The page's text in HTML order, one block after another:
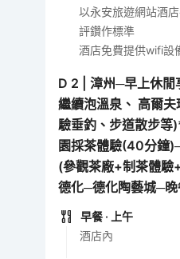
以永安旅遊網站酒
評鑽作標準
酒店免費提供wifi設
D 2 |漳州─早上休閒
繼續泡溫泉、 高爾
驗垂釣、步道散步
園採茶體驗(40分鐘
(參觀茶廠+制茶體
德化─德化陶藝城─
早餐 · 上午
酒店內